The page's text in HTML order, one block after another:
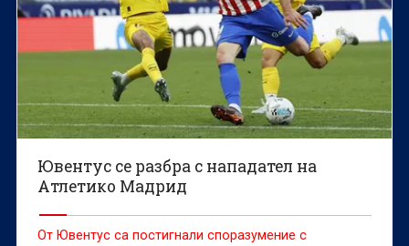
Ювентус се разбра с нападател на
Атлетико Мадрид
От Ювентус са постигнали споразумение с